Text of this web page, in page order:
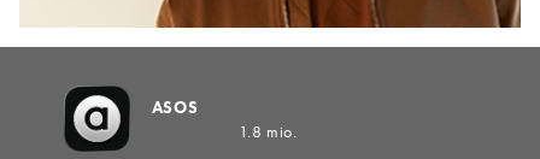
ASOS
1.8 mio.